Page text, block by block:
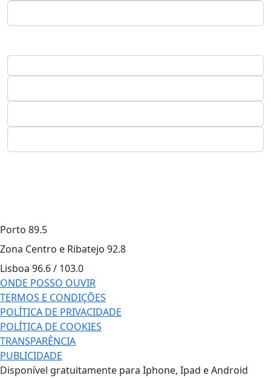
Porto 89.5
Zona Centro e Ribatejo 92.8
Lisboa 96.6 / 103.0
ONDE POSSO OUVIR
TERMOS E CONDIÇÕES
POLÍTICA DE PRIVACIDADE
POLÍTICA DE COOKIES
TRANSPARÊNCIA
PUBLICIDADE
Disponível gratuitamente para Iphone, Ipad e Android